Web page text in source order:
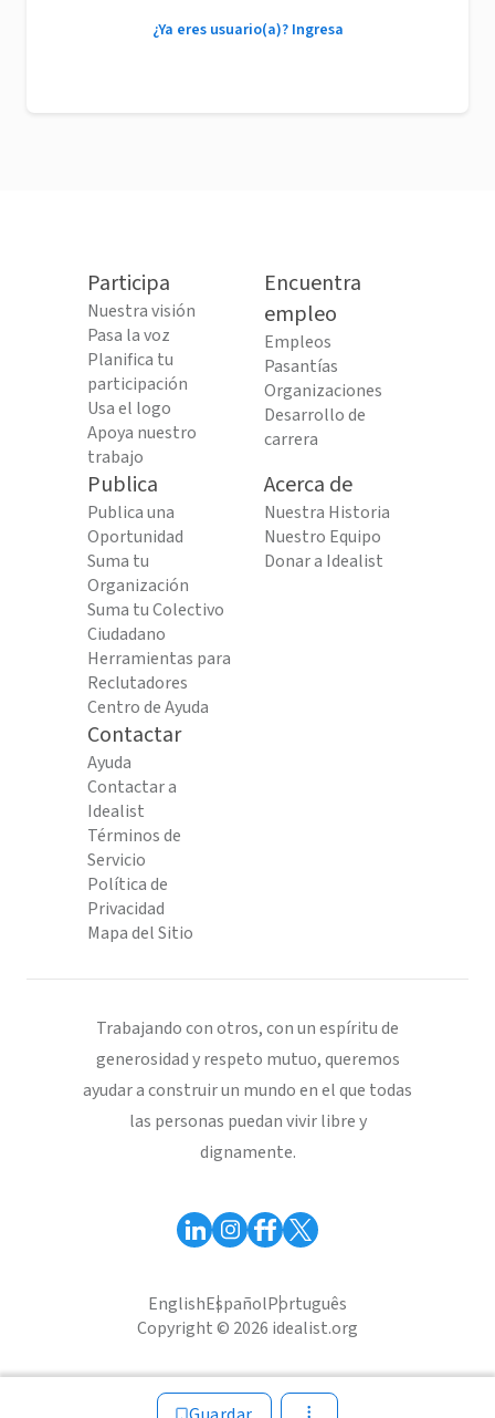
¿Ya eres usuario(a)? Ingresa
Participa
Nuestra visión
Pasa la voz
Planifica tu
participación
Usa el logo
Apoya nuestro
trabajo
Encuentra
empleo
Empleos
Pasantías
Organizaciones
Desarrollo de
carrera
Publica
Publica una
Oportunidad
Suma tu
Organización
Suma tu Colectivo
Ciudadano
Herramientas para
Reclutadores
Centro de Ayuda
Acerca de
Nuestra Historia
Nuestro Equipo
Donar a Idealist
Contactar
Ayuda
Contactar a
Idealist
Términos de
Servicio
Política de
Privacidad
Mapa del Sitio
Trabajando con otros, con un espíritu de
generosidad y respeto mutuo, queremos
ayudar a construir un mundo en el que todas
las personas puedan vivir libre y
dignamente.
EnglishEspañolPortuguês
Copyright © 2026 idealist.org